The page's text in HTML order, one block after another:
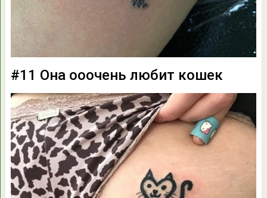
#11 Она ооочень любит кошек